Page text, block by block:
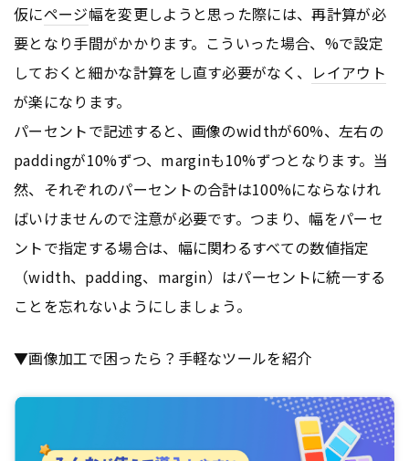
仮にページ幅を変更しようと思った際には、再計算が必
要となり手間がかかります。こういった場合、%で設定
しておくと細かな計算をし直す必要がなく、 レイアウト
が楽になります。
パーセントで記述すると、画像のwidthが60%、左右の
paddingが10%ずつ、marginも10%ずつとなります。当
然、それぞれのパーセントの合計は100%にならなけれ
ばいけませんので注意が必要です。つまり、幅をパーセ
ントで指定する場合は、幅に関わるすべての数値指定
（width、padding、margin）はパーセントに統一する
ことを忘れないようにしましょう。
▼画像加工で困ったら？手軽なツールを紹介